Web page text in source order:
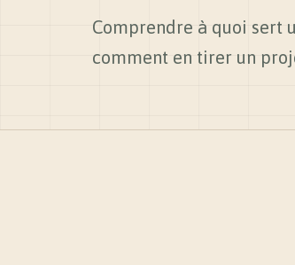
Comprendre à quoi sert
comment en tirer un